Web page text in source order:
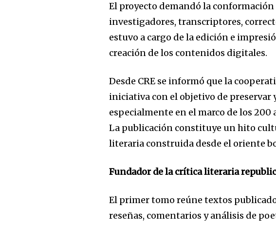
El proyecto demandó la
investigadores, transcriptores,
estuvo a cargo de la edición e
creación de los contenidos digitales.
Desde CRE se informó que la
iniciativa con el objetivo de
especialmente en el marco de los
La publicación constituye un hito
literaria construida desde el oriente
Fundador de la crítica literaria
El primer tomo reúne textos
reseñas, comentarios y análisis de